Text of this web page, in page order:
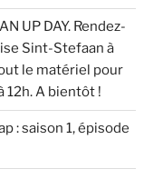
UP DAY. Rendez-
Sint-Stefaan à
le matériel pour
12h. A bientôt !
: saison 1, épisode